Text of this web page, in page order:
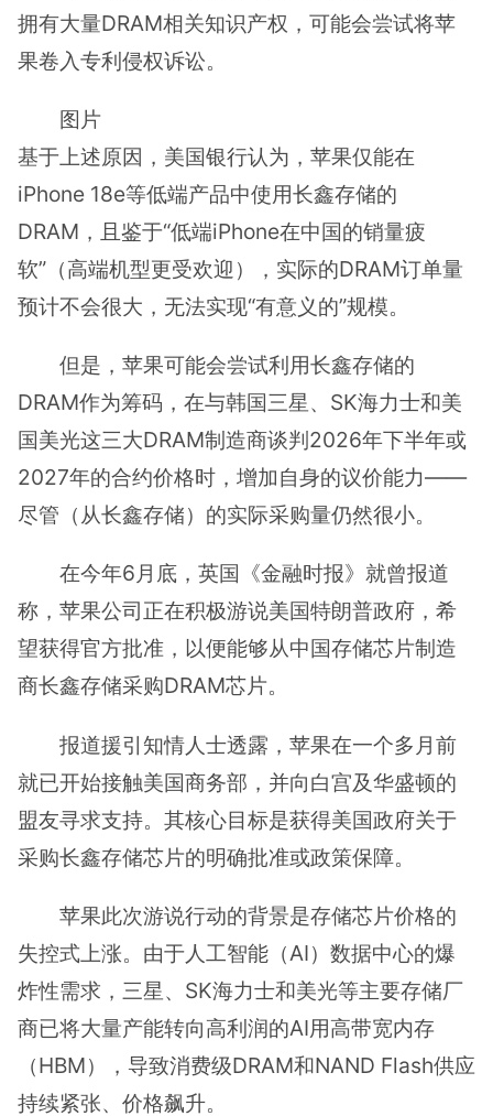
拥有大量DRAM相关知识产权，可能会尝试将苹
果卷入专利侵权诉讼。
图片
基于上述原因，美国银行认为，苹果仅能在
iPhone 18e等低端产品中使用长鑫存储的
DRAM，且鉴于“低端iPhone在中国的销量疲
软”（高端机型更受欢迎），实际的DRAM订单量
预计不会很大，无法实现“有意义的”规模。
但是，苹果可能会尝试利用长鑫存储的
DRAM作为筹码，在与韩国三星、SK海力士和美
国美光这三大DRAM制造商谈判2026年下半年或
2027年的合约价格时，增加自身的议价能力——
尽管（从长鑫存储）的实际采购量仍然很小。
在今年6月底，英国《金融时报》就曾报道
称，苹果公司正在积极游说美国特朗普政府，希
望获得官方批准，以便能够从中国存储芯片制造
商长鑫存储采购DRAM芯片。
报道援引知情人士透露，苹果在一个多月前
就已开始接触美国商务部，并向白宫及华盛顿的
盟友寻求支持。其核心目标是获得美国政府关于
采购长鑫存储芯片的明确批准或政策保障。
苹果此次游说行动的背景是存储芯片价格的
失控式上涨。由于人工智能（AI）数据中心的爆
炸性需求，三星、SK海力士和美光等主要存储厂
商已将大量产能转向高利润的AI用高带宽内存
（HBM），导致消费级DRAM和NAND Flash供应
持续紧张、价格飙升。